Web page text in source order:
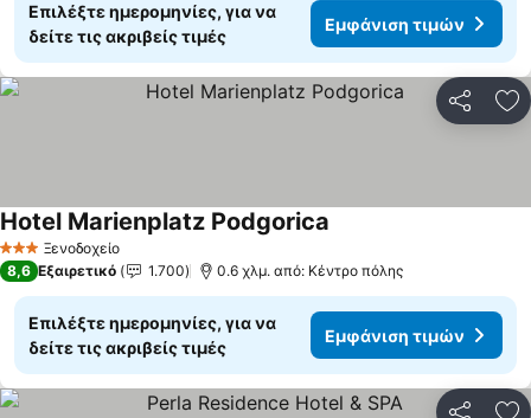
Επιλέξτε ημερομηνίες, για να
δείτε τις ακριβείς τιμές
Εμφάνιση τιμών
3 ΑστέριαΞενοδοχείο
Hotel Marienplatz Podgorica
8,6 Εξαιρετικό 1.700 0.6 χλμ. από: Κέντρο πόλης
Επιλέξτε ημερομηνίες, για να
δείτε τις ακριβείς τιμές
Εμφάνιση τιμών